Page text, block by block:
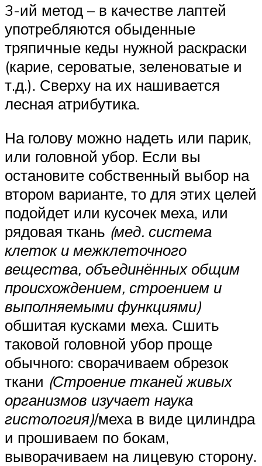
3-ий метод – в качестве лаптей
употребляются обыденные
тряпичные кеды нужной раскраски
(карие, сероватые, зеленоватые и
т.д.). Сверху на их нашивается
лесная атрибутика.
На голову можно надеть или парик,
или головной убор. Если вы
остановите собственный выбор на
втором варианте, то для этих целей
подойдет или кусочек меха, или
рядовая ткань (мед. система
клеток и межклеточного
вещества, объединённых общим
происхождением, строением и
выполняемыми функциями)
обшитая кусками меха. Сшить
таковой головной убор проще
обычного: сворачиваем обрезок
ткани (Строение тканей живых
организмов изучает наука
гистология)/меха в виде цилиндра
и прошиваем по бокам,
выворачиваем на лицевую сторону.